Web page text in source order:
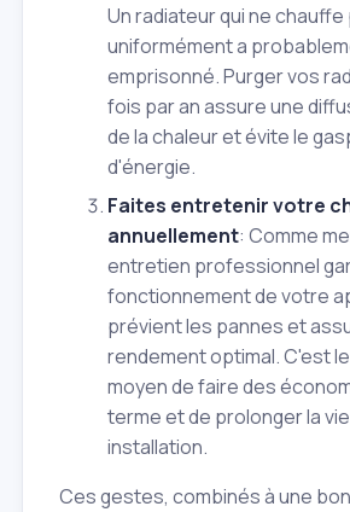
Un radiateur qui ne chauffe
uniformément a
emprisonné. Purger vos
fois par an assure une
de la chaleur et évite le
d'énergie.
Faites entretenir votre
annuellement: Comme
entretien professionnel
fonctionnement de votre
prévient les pannes et
rendement optimal. C'est
moyen de faire des
terme et de prolonger la
installation.
Ces gestes, combinés à une